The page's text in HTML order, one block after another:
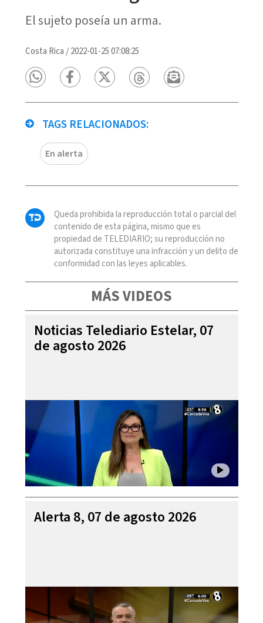
El sujeto poseía un arma.
Costa Rica /2022-01-25 07:08:25
TAGS RELACIONADOS:
En alerta
Queda prohibida la reproducción total o parcial del
contenido de esta página, mismo que es
propiedad de TELEDIARIO; su reproducción no
autorizada constituye una infracción y un delito de
conformidad con las leyes aplicables.
MÁS VIDEOS
Noticias Telediario Estelar, 07
de agosto 2026
Alerta 8, 07 de agosto 2026